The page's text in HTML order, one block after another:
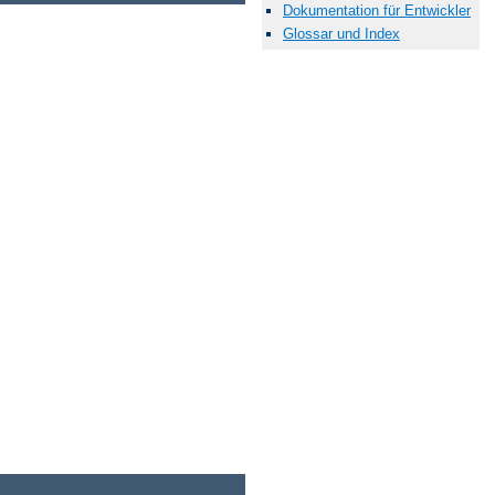
Dokumentation für Entwickler
Glossar und Index